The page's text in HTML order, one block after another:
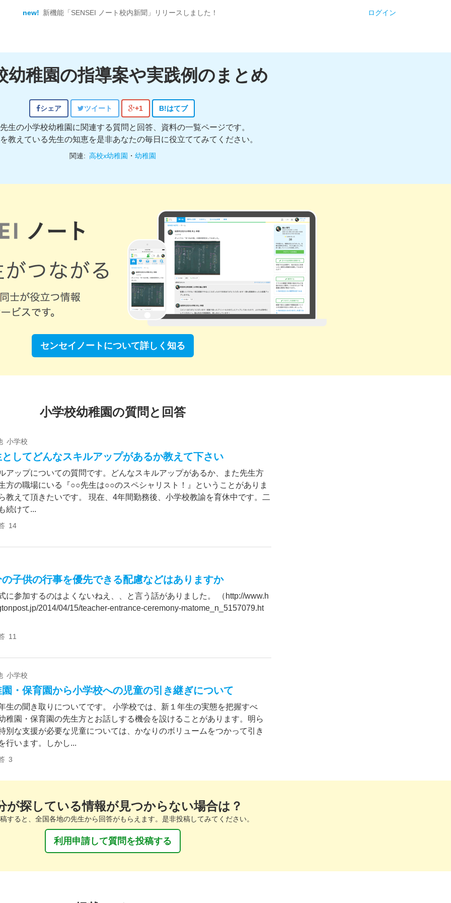
new! 新機能「SENSEI ノート校内新聞」リリースしました！ ログイン
幼稚園の指導案や実践例のまとめ
シェア ツイート +1 B!はてブ
生の小学校幼稚園に関連する質問と回答、資料の一覧ページです。
教えている先生の知恵を是非あなたの毎日に役立ててみてください。
関連: 高校x幼稚園 ・ 幼稚園
センセイノートについて詳しく知る
小学校幼稚園の質問と回答
小学校
してどんなスキルアップがあるか教えて下さい
アップについての質問です。どんなスキルアップがあるか、また先生方
方の職場にいる『○○先生は○○のスペシャリスト！』ということがありま
教えて頂きたいです。 現在、4年間勤務後、小学校教諭を育休中です。二
続けて...
14
子供の行事を優先できる配慮などはありますか
に参加するのはよくないねえ、、と言う話がありました。 （http://www.h
2014/04/15/teacher-entrance-ceremony-matome_n_5157079.ht
11
小学校
・保育園から小学校への児童の引き継ぎについて
生の聞き取りについてです。 小学校では、新１年生の実態を把握すべ
稚園・保育園の先生方とお話しする機会を設けることがあります。明ら
別な支援が必要な児童については、かなりのボリュームをつかって引き
行います。しかし...
3
が探している情報が見つからない場合は？
すると、全国各地の先生から回答がもらえます。是非投稿してみてください。
利用申請して質問を投稿する